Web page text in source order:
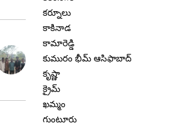
కర్నూలు
కాకినాడ
కామారెడ్డి
కుమురం భీమ్ ఆసిఫాబాద్
కృష్ణా
క్రైమ్
ఖమ్మం
గుంటూరు